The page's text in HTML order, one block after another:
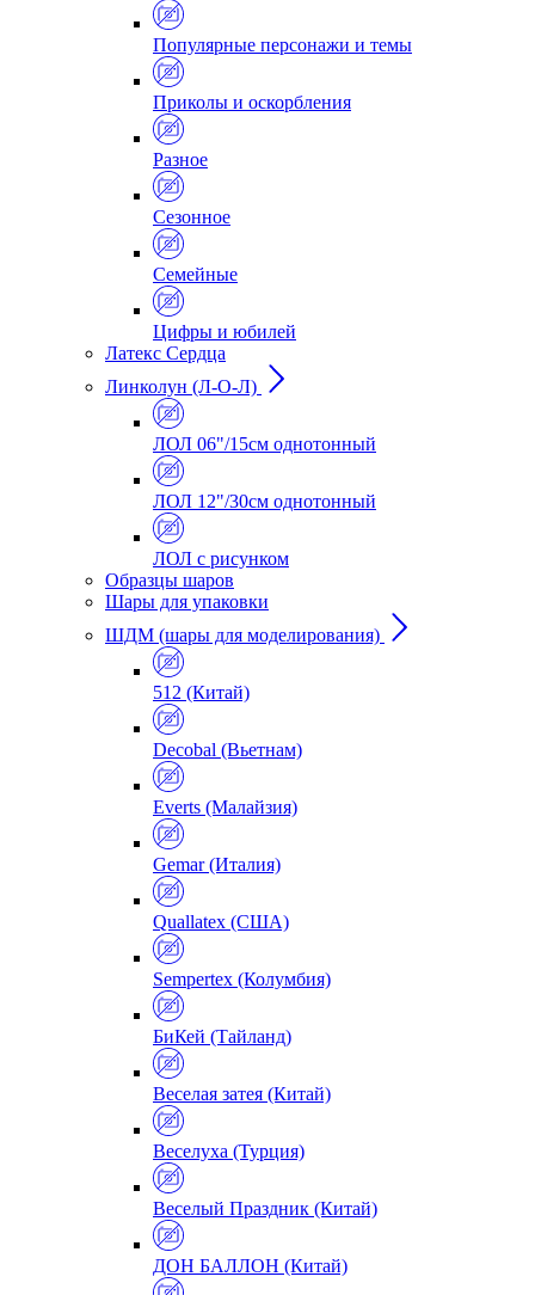
Популярные персонажи и темы
Приколы и оскорбления
Разное
Сезонное
Семейные
Цифры и юбилей
Латекс Сердца
Линколун (Л-О-Л)
ЛОЛ 06"/15см однотонный
ЛОЛ 12"/30см однотонный
ЛОЛ с рисунком
Образцы шаров
Шары для упаковки
ШДМ (шары для моделирования)
512 (Китай)
Decobal (Вьетнам)
Everts (Малайзия)
Gemar (Италия)
Quallatex (США)
Sempertex (Колумбия)
БиКей (Тайланд)
Веселая затея (Китай)
Веселуха (Турция)
Веселый Праздник (Китай)
ДОН БАЛЛОН (Китай)